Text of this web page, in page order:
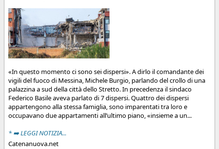
«In questo momento ci sono sei dispersi». A dirlo il comandante dei
vigili del fuoco di Messina, Michele Burgio, parlando del crollo di una
palazzina a sud della città dello Stretto. In precedenza il sindaco
Federico Basile aveva parlato di 7 dispersi. Quattro dei dispersi
appartengono alla stessa famiglia, sono imparentati tra loro e
occupavano due appartamenti all’ultimo piano, «insieme a un...
* ➡️ LEGGI NOTIZIA...
Catenanuova.net